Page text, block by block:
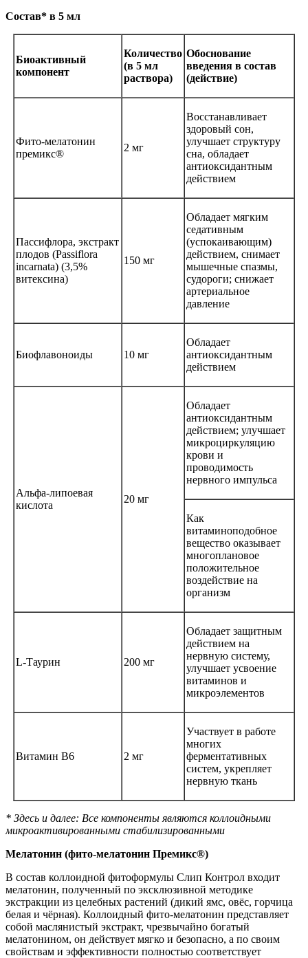
Состав* в 5 мл
Биоактивный
компонент
Количество
(в 5 мл
раствора)
Обоснование
введения в состав
(действие)
Фито-мелатонин
премикс®
2 мг
Восстанавливает
здоровый сон,
улучшает структуру
сна, обладает
антиоксидантным
действием
Пассифлора, экстракт
плодов (Passiflora
incarnata) (3,5%
витексина)
150 мг
Обладает мягким
седативным
(успокаивающим)
действием, снимает
мышечные спазмы,
судороги; снижает
артериальное
давление
Биофлавоноиды 10 мг
Обладает
антиоксидантным
действием
Альфа-липоевая
кислота
20 мг
Обладает
антиоксидантным
действием; улучшает
микроциркуляцию
крови и
проводимость
нервного импульса
Как
витаминоподобное
вещество оказывает
многоплановое
положительное
воздействие на
организм
L-Таурин 200 мг
Обладает защитным
действием на
нервную систему,
улучшает усвоение
витаминов и
микроэлементов
Витамин В6 2 мг
Участвует в работе
многих
ферментативных
систем, укрепляет
нервную ткань
* Здесь и далее: Все компоненты являются коллоидными
микроактивированными стабилизированными
Мелатонин (фито-мелатонин Премикс®)
В состав коллоидной фитоформулы Слип Контрол входит
мелатонин, полученный по эксклюзивной методике
экстракции из целебных растений (дикий ямс, овёс, горчица
белая и чёрная). Коллоидный фито-мелатонин представляет
собой маслянистый экстракт, чрезвычайно богатый
мелатонином, он действует мягко и безопасно, а по своим
свойствам и эффективности полностью соответствует